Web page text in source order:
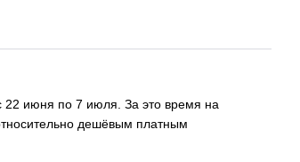
22 июня по 7 июля. За это время на
дешёвым платным